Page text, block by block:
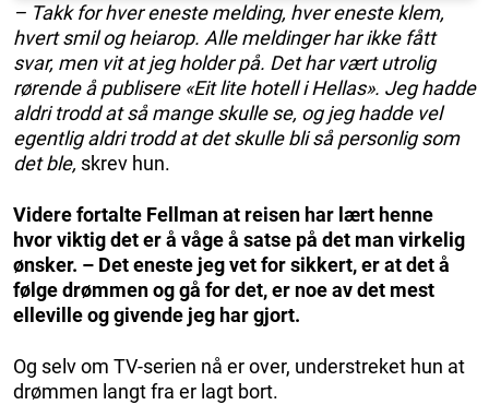
– Takk for hver eneste melding, hver eneste klem,
hvert smil og heiarop. Alle meldinger har ikke fått
svar, men vit at jeg holder på. Det har vært utrolig
rørende å publisere «Eit lite hotell i Hellas». Jeg hadde
aldri trodd at så mange skulle se, og jeg hadde vel
egentlig aldri trodd at det skulle bli så personlig som
det ble, skrev hun.
Videre fortalte Fellman at reisen har lært henne
hvor viktig det er å våge å satse på det man virkelig
ønsker. – Det eneste jeg vet for sikkert, er at det å
følge drømmen og gå for det, er noe av det mest
elleville og givende jeg har gjort.
Og selv om TV-serien nå er over, understreket hun at
drømmen langt fra er lagt bort.